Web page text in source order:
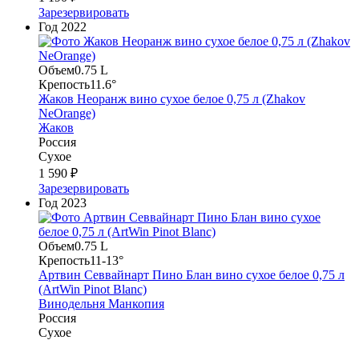
Зарезервировать
Год 2022
Объем0.75 L
Крепость11.6°
Жаков Неоранж вино сухое белое 0,75 л (Zhakov
NeOrange)
Жаков
Россия
Сухое
1 590 ₽
Зарезервировать
Год 2023
Объем0.75 L
Крепость11-13°
Артвин Севвайнарт Пино Блан вино сухое белое 0,75 л
(ArtWin Pinot Blanc)
Винодельня Манкопия
Россия
Сухое